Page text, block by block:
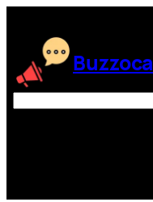
content
Buzzoca